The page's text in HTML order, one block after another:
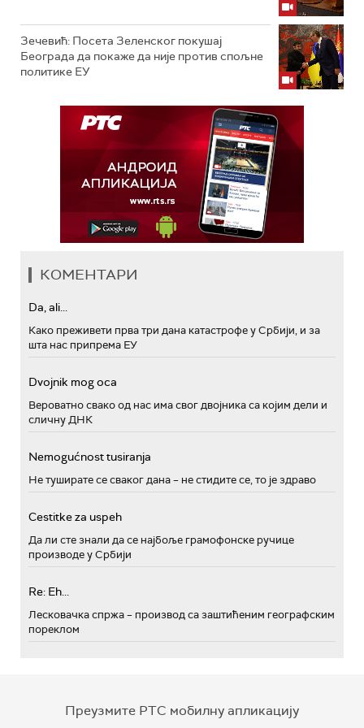
Зечевић: Посета Зеленског покушај
Београда да покаже да није против спољне
политике ЕУ
КОМЕНТАРИ
Da, ali...
Како преживети прва три дана катастрофе у Србији, и за
шта нас припрема ЕУ
Dvojnik mog oca
Вероватно свако од нас има свог двојника са којим дели и
сличну ДНК
Nemogućnost tusiranja
Не туширате се сваког дана – не стидите се, то је здраво
Cestitke za uspeh
Да ли сте знали да се најбоље грамофонске ручице
производе у Србији
Re: Eh...
Лесковачка спржа – производ са заштићеним географским
пореклом
Преузмите РТС мобилну апликацију